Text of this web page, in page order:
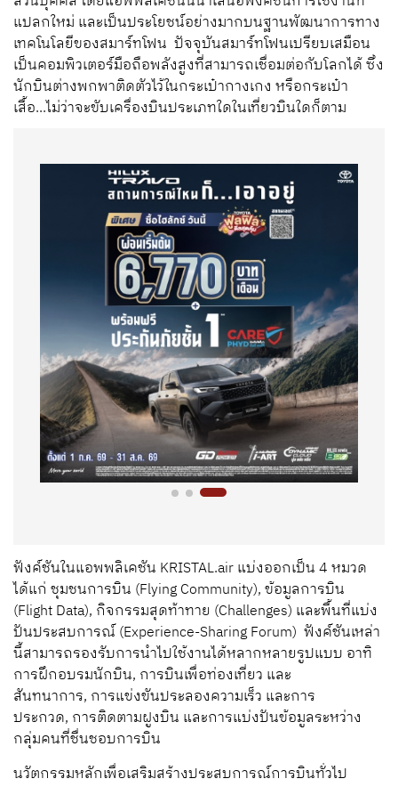
แปลกใหม่ และเป็นประโยชน์อย่างมากบนฐานพัฒนาการทาง
เทคโนโลยีของสมาร์ทโฟน ปัจจุบันสมาร์ทโฟนเปรียบเสมือน
เป็นคอมพิวเตอร์มือถือพลังสูงที่สามารถเชื่อมต่อกับโลกได้ ซึ่ง
นักบินต่างพกพาติดตัวไว้ในกระเป๋ากางเกง หรือกระเป๋า
เสื้อ...ไม่ว่าจะขับเครื่องบินประเภทใดในเที่ยวบินใดก็ตาม
ฟังค์ชันในแอพพลิเคชัน KRISTAL.airแบ่งออกเป็น4หมวด
ได้แก่ ชุมชนการบิน (Flying Community),ข้อมูลการบิน
(Flight Data), กิจกรรมสุดท้าทาย (Challenges) และพื้นที่แบ่ง
ปันประสบการณ์ (Experience-Sharing Forum) ฟังค์ชันเหล่า
นี้สามารถรองรับการนำไปใช้งานได้หลากหลายรูปแบบ อาทิ
การฝึกอบรมนักบิน, การบินเพื่อท่องเที่ยว และ
สันทนาการ, การแข่งขันประลองความเร็ว และการ
ประกวด, การติดตามฝูงบิน และการแบ่งปันข้อมูลระหว่าง
กลุ่มคนที่ชื่นชอบการบิน
นวัตกรรมหลักเพื่อเสริมสร้างประสบการณ์การบินทั่วไป